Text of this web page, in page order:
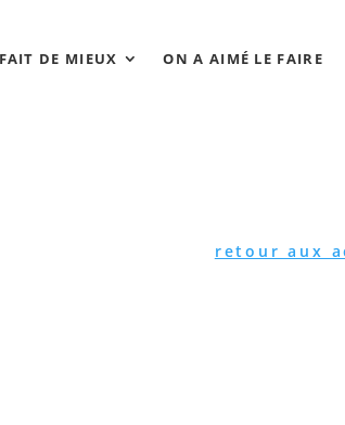
DE MIEUX ON A AIMÉ LE FAIRE
retour aux